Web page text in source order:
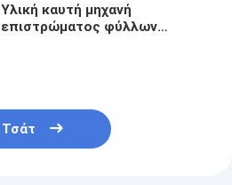
Υλική καυτή μηχανή
επιστρώματος φύλλων
Τσάτ